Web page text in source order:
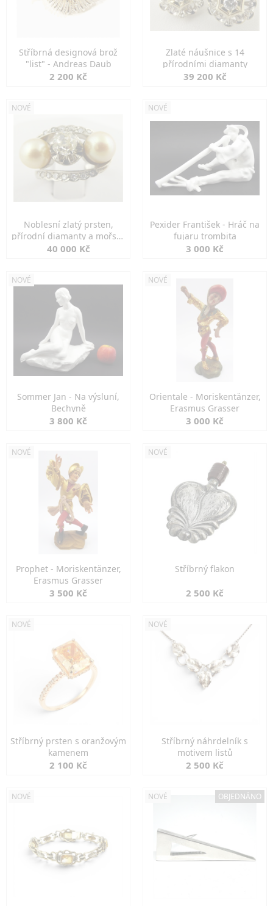
Stříbrná designová brož
"list" - Andreas Daub
2 200 Kč
Zlaté náušnice s 14
přírodními diamanty
39 200 Kč
NOVÉ
Noblesní zlatý prsten,
přírodní diamanty a mořské
perly
40 000 Kč
NOVÉ
Pexider František - Hráč na
fujaru trombita
3 000 Kč
NOVÉ
Sommer Jan - Na výsluní,
Bechyně
3 800 Kč
NOVÉ
Orientale - Moriskentänzer,
Erasmus Grasser
3 000 Kč
NOVÉ
Prophet - Moriskentänzer,
Erasmus Grasser
3 500 Kč
NOVÉ
Stříbrný flakon
2 500 Kč
NOVÉ
Stříbrný prsten s oranžovým
kamenem
2 100 Kč
NOVÉ
Stříbrný náhrdelník s
motivem listů
2 500 Kč
NOVÉ NOVÉ OBJEDNÁNO